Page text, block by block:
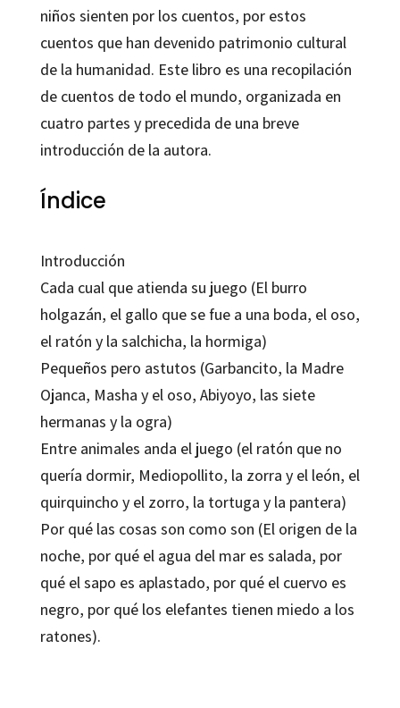
niños sienten por los cuentos, por estos
cuentos que han devenido patrimonio cultural
de la humanidad. Este libro es una recopilación
de cuentos de todo el mundo, organizada en
cuatro partes y precedida de una breve
introducción de la autora.
Índice
Introducción
Cada cual que atienda su juego (El burro
holgazán, el gallo que se fue a una boda, el oso,
el ratón y la salchicha, la hormiga)
Pequeños pero astutos (Garbancito, la Madre
Ojanca, Masha y el oso, Abiyoyo, las siete
hermanas y la ogra)
Entre animales anda el juego (el ratón que no
quería dormir, Mediopollito, la zorra y el león, el
quirquincho y el zorro, la tortuga y la pantera)
Por qué las cosas son como son (El origen de la
noche, por qué el agua del mar es salada, por
qué el sapo es aplastado, por qué el cuervo es
negro, por qué los elefantes tienen miedo a los
ratones).